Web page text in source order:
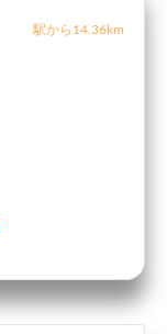
駅から14.36km